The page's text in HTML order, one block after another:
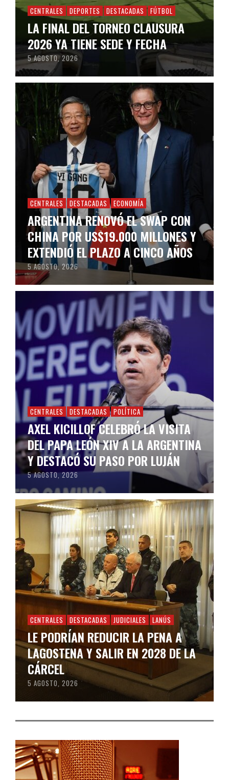
CENTRALES DEPORTES DESTACADAS FÚTBOL
LA FINAL DEL TORNEO CLAUSURA
2026 YA TIENE SEDE Y FECHA
5 AGOSTO, 2026
CENTRALES DESTACADAS ECONOMÍA
ARGENTINA RENOVÓ EL SWAP CON
CHINA POR US$19.000 MILLONES Y
EXTENDIÓ EL PLAZO A CINCO AÑOS
5 AGOSTO, 2026
CENTRALES DESTACADAS POLÍTICA
AXEL KICILLOF CELEBRÓ LA VISITA
DEL PAPA LEÓN XIV A LA ARGENTINA
Y DESTACÓ SU PASO POR LUJÁN
5 AGOSTO, 2026
CENTRALES DESTACADAS JUDICIALES LANÚS
LE PODRÍAN REDUCIR LA PENA A
LAGOSTENA Y SALIR EN 2028 DE LA
CÁRCEL
5 AGOSTO, 2026